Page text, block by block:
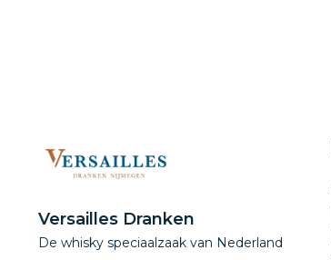
Versailles Dranken
De whisky speciaalzaak van Nederland